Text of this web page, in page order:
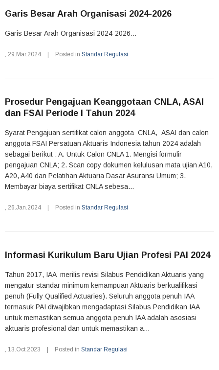
Garis Besar Arah Organisasi 2024-2026
Garis Besar Arah Organisasi 2024-2026...
, 29.Mar.2024 Posted in Standar Regulasi
Prosedur Pengajuan Keanggotaan CNLA, ASAI
dan FSAI Periode I Tahun 2024
Syarat Pengajuan sertifikat calon anggota CNLA, ASAI dan calon
anggota FSAI Persatuan Aktuaris Indonesia tahun 2024 adalah
sebagai berikut : A. Untuk Calon CNLA 1. Mengisi formulir
pengajuan CNLA; 2. Scan copy dokumen kelulusan mata ujian A10,
A20, A40 dan Pelatihan Aktuaria Dasar Asuransi Umum; 3.
Membayar biaya sertifikat CNLA sebesa...
, 26.Jan.2024 Posted in Standar Regulasi
Informasi Kurikulum Baru Ujian Profesi PAI 2024
Tahun 2017, IAA merilis revisi Silabus Pendidikan Aktuaris yang
mengatur standar minimum kemampuan Aktuaris berkualifikasi
penuh (Fully Qualified Actuaries). Seluruh anggota penuh IAA
termasuk PAI diwajibkan mengadaptasi Silabus Pendidikan IAA
untuk memastikan semua anggota penuh IAA adalah asosiasi
aktuaris profesional dan untuk memastikan a...
, 13.Oct.2023 Posted in Standar Regulasi